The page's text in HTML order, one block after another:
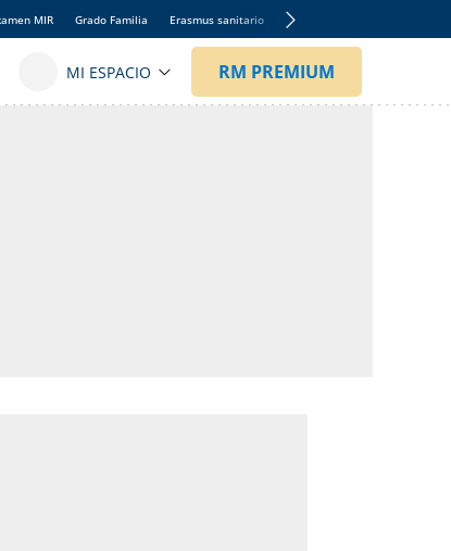
MIR Grado Familia Erasmus sanitario